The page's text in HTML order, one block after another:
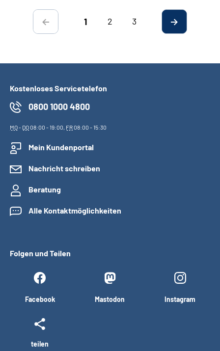
1 2 3
Kostenloses Servicetelefon
0800 1000 4800
MO- DO08:00 - 19:00, FR08:00 - 15:30
Mein Kundenportal
Nachricht schreiben
Beratung
Alle Kontaktmöglichkeiten
Folgen und Teilen
Facebook Mastodon Instagram
teilen